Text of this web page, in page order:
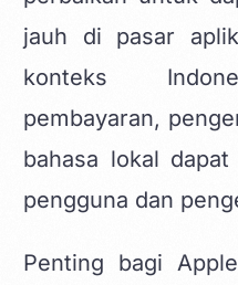
jauh di pasar
konteks
pembayaran,
bahasa lokal
pengguna dan
Penting bagi